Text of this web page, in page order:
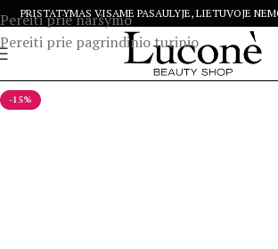
Pereiti prie naršymo
Pereiti prie pagrindinio turinio
PRISTATYMAS VISAME PASAULYJE, LIETUVOJE
-15%